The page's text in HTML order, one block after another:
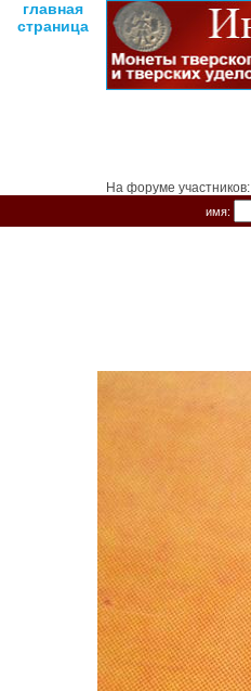
главная
страница
На форуме участников:
имя: